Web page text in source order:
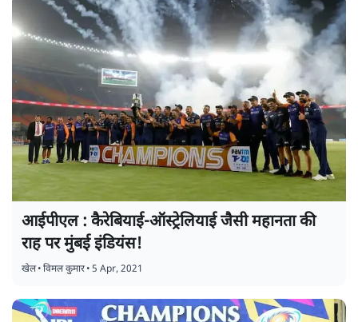
आईपीएल : कैरेबियाई-ऑस्ट्रेलियाई जैसी महानता की
राह पर मुंबई इंडियंस!
खेल•विमल कुमार•5 Apr, 2021